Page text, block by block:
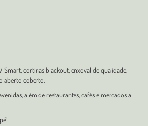
cortinas blackout, enxoval de qualidade,
aberto coberto.
além de restaurantes, cafés e mercados a